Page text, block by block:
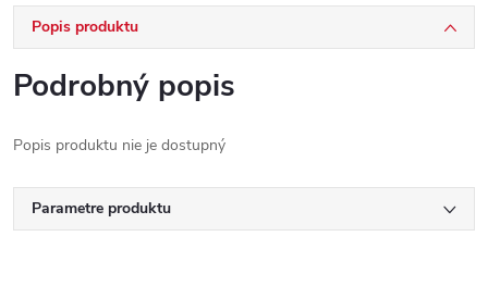
Popis produktu
Podrobný popis
Popis produktu nie je dostupný
Parametre produktu